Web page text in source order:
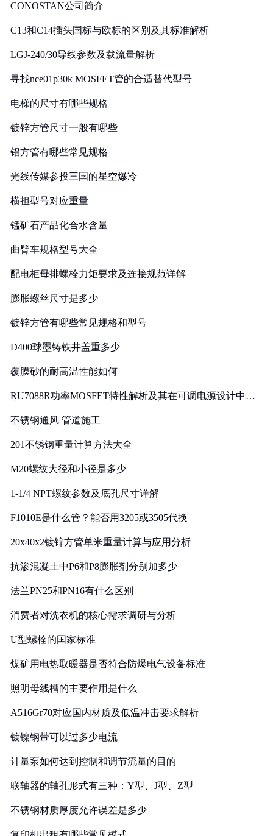
CONOSTAN公司简介
C13和C14插头国标与欧标的区别及其标准解析
LGJ-240/30导线参数及载流量解析
寻找nce01p30k MOSFET管的合适替代型号
电梯的尺寸有哪些规格
镀锌方管尺寸一般有哪些
铝方管有哪些常见规格
光线传媒参投三国的星空爆冷
横担型号对应重量
锰矿石产品化合水含量
曲臂车规格型号大全
配电柜母排螺栓力矩要求及连接规范详解
膨胀螺丝尺寸是多少
镀锌方管有哪些常见规格和型号
D400球墨铸铁井盖重多少
覆膜砂的耐高温性能如何
RU7088R功率MOSFET特性解析及其在可调电源设计中的
不锈钢通风 管道施工
201不锈钢重量计算方法大全
M20螺纹大径和小径是多少
1-1/4 NPT螺纹参数及底孔尺寸详解
F1010E是什么管？能否用3205或3505代换
20x40x2镀锌方管单米重量计算与应用分析
抗渗混凝土中P6和P8膨胀剂分别加多少
法兰PN25和PN16有什么区别
消费者对洗衣机的核心需求调研与分析
U型螺栓的国家标准
煤矿用电热取暖器是否符合防爆电气设备标准
照明母线槽的主要作用是什么
A516Gr70对应国内材质及低温冲击要求解析
镀镍钢带可以过多少电流
计量泵如何达到控制和调节流量的目的
联轴器的轴孔形式有三种：Y型、J型、Z型
不锈钢材质厚度允许误差是多少